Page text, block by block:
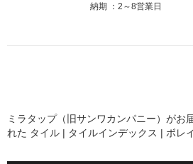
納期
2～8営業日
ミラタップ（旧サンワカンパニー）がお
れた タイル | タイルインデックス | ボレ